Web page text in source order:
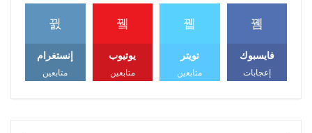
فايسبوك
إعجابات
تويتر
متابعين
يوتيوب
متابعين
إنستغرام
متابعين